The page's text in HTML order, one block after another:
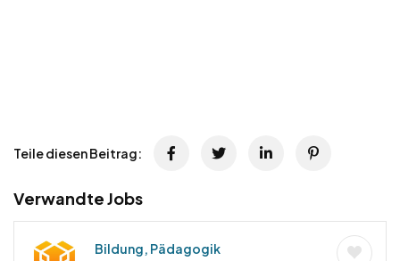
Teile diesen Beitrag:
Verwandte Jobs
Bildung, Pädagogik